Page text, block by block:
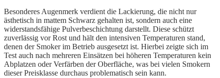
Besonderes Augenmerk verdient die Lackierung, die nicht nur
ästhetisch in mattem Schwarz gehalten ist, sondern auch eine
widerstandsfähige Pulverbeschichtung darstellt. Diese schützt
zuverlässig vor Rost und hält den intensiven Temperaturen stand,
denen der Smoker im Betrieb ausgesetzt ist. Hierbei zeigte sich im
Test auch nach mehreren Einsätzen bei höheren Temperaturen kein
Abplatzen oder Verfärben der Oberfläche, was bei vielen Smokern
dieser Preisklasse durchaus problematisch sein kann.